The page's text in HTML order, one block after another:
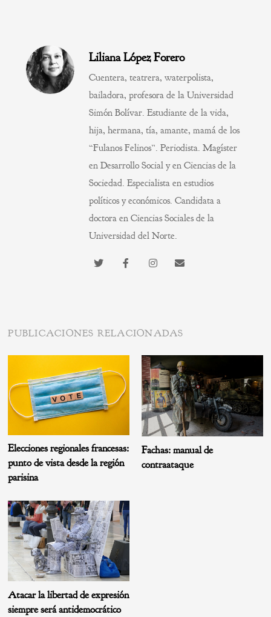
Liliana López Forero
Cuentera, teatrera, waterpolista,
bailadora, profesora de la Universidad
Simón Bolívar. Estudiante de la vida,
hija, hermana, tía, amante, mamá de los
“Fulanos Felinos”. Periodista. Magíster
en Desarrollo Social y en Ciencias de la
Sociedad. Especialista en estudios
políticos y económicos. Candidata a
doctora en Ciencias Sociales de la
Universidad del Norte.
PUBLICACIONES RELACIONADAS
Elecciones regionales francesas:
punto de vista desde la región
parisina
Fachas: manual de
contraataque
Atacar la libertad de expresión
siempre será antidemocrático